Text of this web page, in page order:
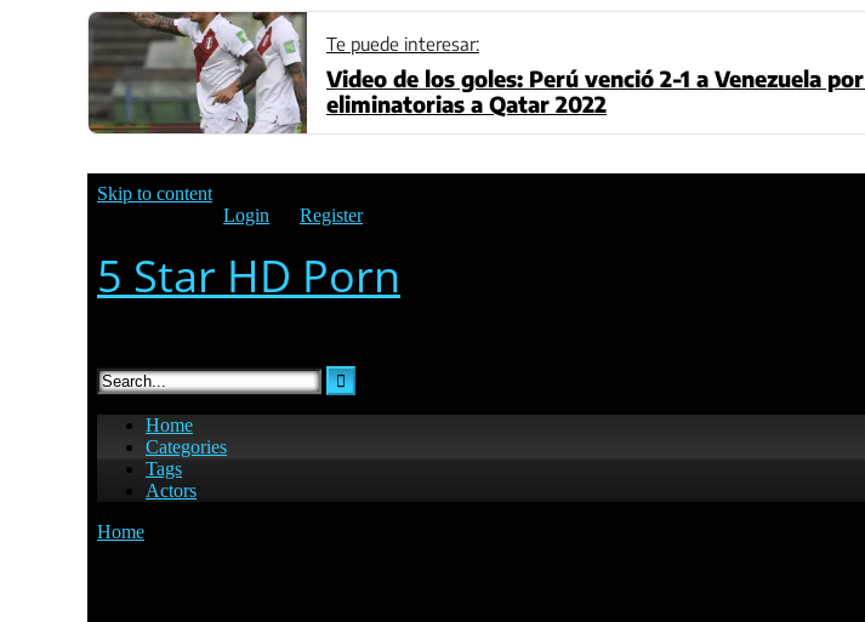
Te puede interesar:
Video de los goles: Perú venció 2-1 a Venezuela por
eliminatorias a Qatar 2022